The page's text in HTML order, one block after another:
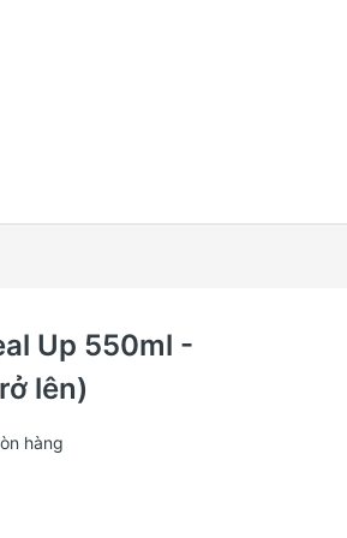
Up 550ml -
lên)
hàng